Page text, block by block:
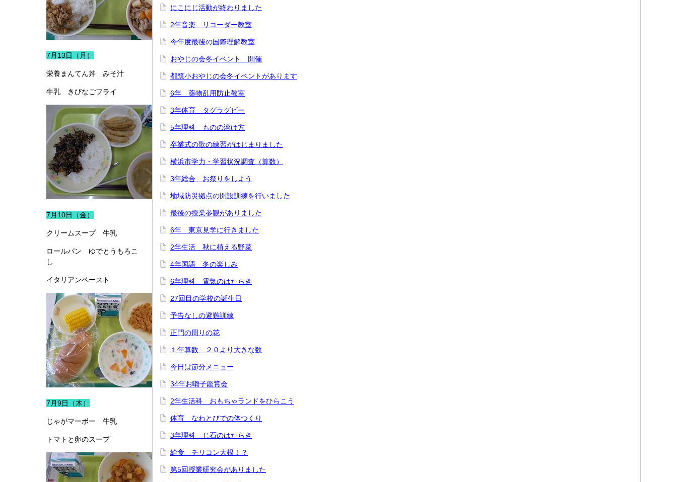
7月13日（月）
栄養まんてん丼 みそ汁
牛乳 きびなごフライ
7月10日（金）
クリームスープ 牛乳
ロールパン ゆでとうもろこ
し
イタリアンペースト
7月9日（木）
じゃがマーボー 牛乳
トマトと卵のスープ
にこにじ活動が終わりました
2年音楽 リコーダー教室
今年度最後の国際理解教室
おやじの会冬イベント 開催
都筑小おやじの会冬イベントがあります
6年 薬物乱用防止教室
3年体育 タグラグビー
5年理科 ものの溶け方
卒業式の歌の練習がはじまりました
横浜市学力・学習状況調査（算数）
3年総合 お祭りをしよう
地域防災拠点の開設訓練を行いました
最後の授業参観がありました
6年 東京見学に行きました
2年生活 秋に植える野菜
4年国語 冬の楽しみ
6年理科 電気のはたらき
27回目の学校の誕生日
予告なしの避難訓練
正門の周りの花
１年算数 ２０より大きな数
今日は節分メニュー
34年お囃子鑑賞会
2年生活科 おもちゃランドをひらこう
体育 なわとびでの体つくり
3年理科 じ石のはたらき
給食 チリコン大根！？
第5回授業研究会がありました